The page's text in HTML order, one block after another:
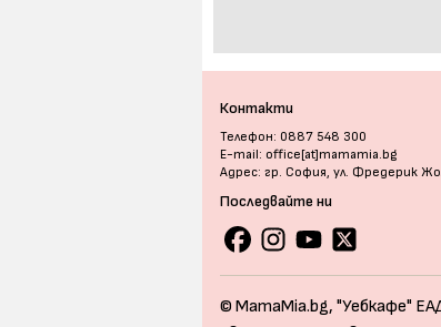
Контакти
Телефон: 0887 548 300
E-mail: office[at]mamamia.bg
Адрес: гр. София, ул. Фредерик
Последвайте ни
© MamaMia.bg, "Уебкафе"